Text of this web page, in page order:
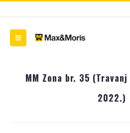
MM Zona br. 35
2022.)